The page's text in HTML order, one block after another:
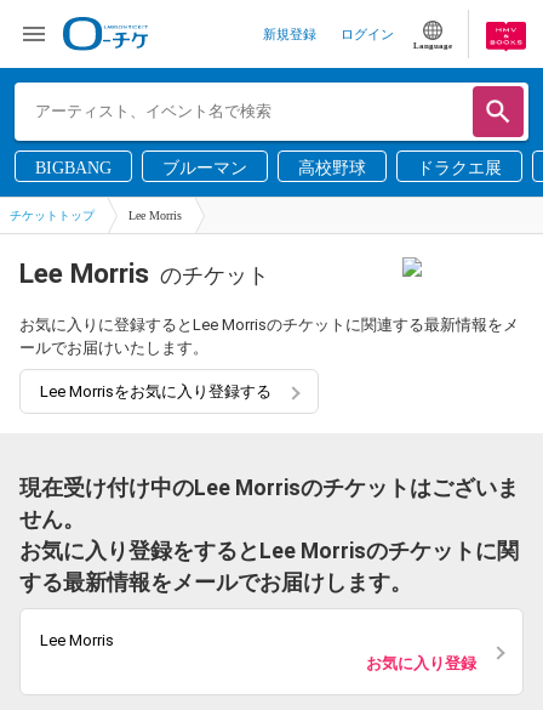
新規登録 ログイン
Language
BIGBANG ブルーマン 高校野球 ドラクエ展
チケットトップ Lee Morris
Lee Morris のチケット
お気に入りに登録するとLee Morrisのチケットに関連する最新情報をメ
ールでお届けいたします。
Lee Morrisをお気に入り登録する
現在受け付け中のLee Morrisのチケットはございま
せん。
お気に入り登録をするとLee Morrisのチケットに関
する最新情報をメールでお届けします。
Lee Morris
お気に入り登録